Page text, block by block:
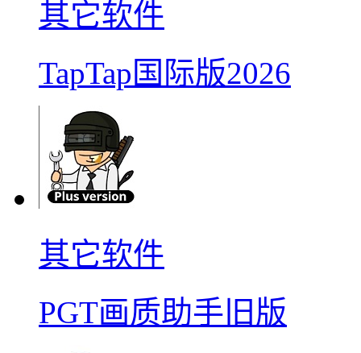
其它软件
TapTap国际版2026
其它软件
PGT画质助手旧版